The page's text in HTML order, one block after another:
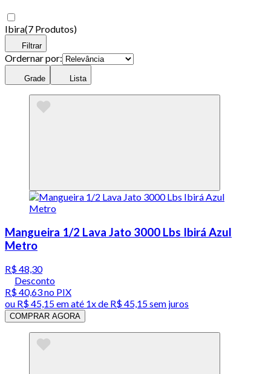
Ibira(7 Produtos)
Filtrar
Ordernar por:
Grade Lista
Mangueira 1/2 Lava Jato 3000 Lbs Ibirá Azul
Metro
R$ 48,30
Desconto
R$ 40,63no PIX
ou R$ 45,15em até 1x de R$ 45,15sem juros
COMPRAR AGORA